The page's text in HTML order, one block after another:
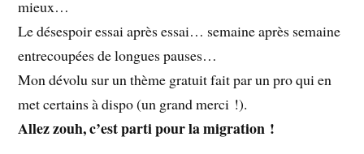
mieux…
Le désespoir essai après essai… semaine après semaine
entrecoupées de longues pauses…
Mon dévolu sur un thème gratuit fait par un pro qui en
met certains à dispo (un grand merci !).
Allez zouh, c’est parti pour la migration !